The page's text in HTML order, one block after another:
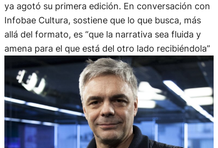
ya agotó su primera edición. En conversación con
Infobae Cultura, sostiene que lo que busca, más
allá del formato, es “que la narrativa sea fluida y
amena para el que está del otro lado recibiéndola”